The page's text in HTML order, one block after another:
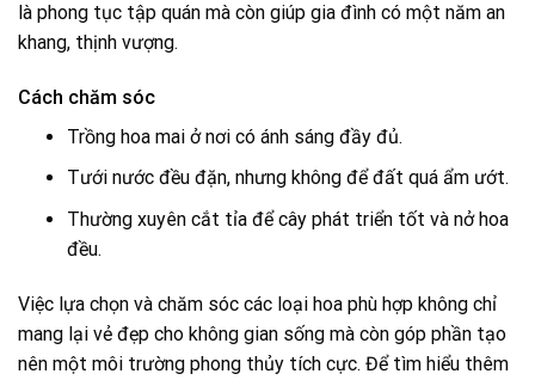
là phong tục tập quán mà còn giúp gia đình có một năm an
khang, thịnh vượng.
Cách chăm sóc
Trồng hoa mai ở nơi có ánh sáng đầy đủ.
Tưới nước đều đặn, nhưng không để đất quá ẩm ướt.
Thường xuyên cắt tỉa để cây phát triển tốt và nở hoa
đều.
Việc lựa chọn và chăm sóc các loại hoa phù hợp không chỉ
mang lại vẻ đẹp cho không gian sống mà còn góp phần tạo
nên một môi trường phong thủy tích cực. Để tìm hiểu thêm